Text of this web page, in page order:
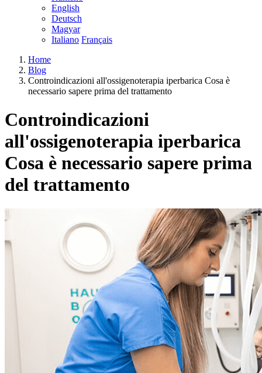
English
Deutsch
Magyar
Italiano Français
Home
Blog
Controindicazioni all'ossigenoterapia iperbarica Cosa è
necessario sapere prima del trattamento
Controindicazioni
all'ossigenoterapia iperbarica
Cosa è necessario sapere prima
del trattamento